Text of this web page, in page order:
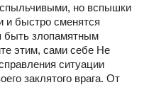
но вспышки
и быстро сменятся
быть злопамятным
этим, сами себе Не
ситуации
заклятого врага. От